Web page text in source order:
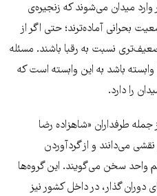
میدان می‌شوند که زنجیره‌ی
بحرانی آماده‌ترند؛ حتی اگر از
نسبت به رقبا باشند. مسئله
باشد به این وابسته است که
را دارد.
جمله طرفداران «شاهزاده رضا
می‌دانند و از گردآوردن
واحد سخن می‌گویند. این گروه‌ها
دوران گذار، در داخل کشور نیز